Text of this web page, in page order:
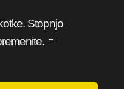
Stopnjo
-